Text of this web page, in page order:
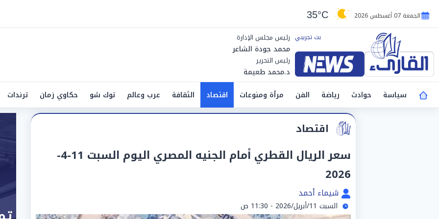
الجمعة 07 أغسطس 2026 35°C
رئيس مجلس الإدارة
محمد جودة الشاعر
رئيس التحرير
د.محمد طعيمة
سياسة
حوادث رياضة الفن مرأة ومنوعات اقتصاد الثقافة عرب وعالم توك شو حكاوي زمان ترندات
اقتصاد
سعر الريال القطري أمام الجنيه المصري اليوم السبت 11-4-
2026
شيماء أحمد
السبت 11/أبريل/2026 - 11:30 ص